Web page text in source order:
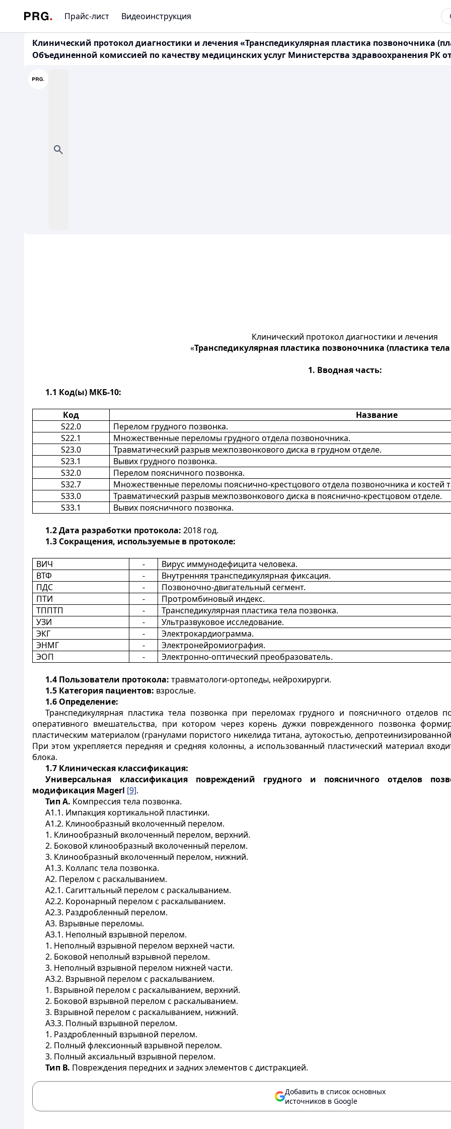
Прайс-лист Видеоинструкция
Клинический протокол диагностики и лечения «Транспедикулярная пластика позвоночника
Объединенной комиссией по качеству медицинских услуг Министерства здравоохранения РК
Клинический протокол диагностики и лечения
«Транспедикулярная пластика позвоночника (пластика
1. Вводная часть:
1.1 Код(ы) МКБ-10:
Код
Название
S22.0
Перелом грудного позвонка.
S22.1
Множественные переломы грудного отдела позвоночника.
S23.0
Травматический разрыв межпозвонкового диска в грудном отделе.
S23.1
Вывих грудного позвонка.
S32.0
Перелом поясничного позвонка.
S32.7
Множественные переломы пояснично-крестцового отдела позвоночника и костей
S33.0
Травматический разрыв межпозвонкового диска в пояснично-крестцовом отделе.
S33.1
Вывих поясничного позвонка.
1.2Дата разработки протокола: 2018 год.
1.3 Сокращения, используемые в протоколе:
ВИЧ -
Вирус иммунодефицита человека.
ВТФ
-
Внутренняя транспедикулярная фиксация.
ПДС
-
Позвоночно-двигательный сегмент.
ПТИ
-
Протромбиновый индекс.
ТППТП
-
Транспедикулярная пластика тела позвонка.
УЗИ
-
Ультразвуковое исследование.
ЭКГ
-
Электрокардиограмма.
ЭНМГ
-
Электронейромиография.
ЭОП
- Электронно-оптический преобразователь.
1.4 Пользователи протокола: травматологи-ортопеды, нейрохирурги.
1.5 Категория пациентов: взрослые.
1.6 Определение:
Транспедикулярная пластика тела позвонка при переломах грудного и поясничного
оперативного вмешательства, при котором через корень дужки поврежденного позвонка
пластическим материалом (гранулами пористого никелида титана, аутокостью,
При этом укрепляется передняя и средняя колонны, а использованный пластический материал
блока.
1.7 Клиническая классификация:
Универсальная классификация повреждений грудного и поясничного отделов
модификация Magerl [9].
Тип А. Компрессия тела позвонка.
А1.1. Импакция кортикальной пластинки.
А1.2. Клинообразный вколоченный перелом.
1. Клинообразный вколоченный перелом, верхний.
2. Боковой клинообразный вколоченный перелом.
3. Клинообразный вколоченный перелом, нижний.
А1.3. Коллапс тела позвонка.
А2. Перелом с раскалыванием.
А2.1. Сагиттальный перелом с раскалыванием.
А2.2. Коронарный перелом с раскалыванием.
А2.3. Раздробленный перелом.
A3. Взрывные переломы.
А3.1. Неполный взрывной перелом.
1. Неполный взрывной перелом верхней части.
2. Боковой неполный взрывной перелом.
3. Неполный взрывной перелом нижней части.
А3.2. Взрывной перелом с раскалыванием.
1. Взрывной перелом с раскалыванием, верхний.
2. Боковой взрывной перелом с раскалыванием.
3. Взрывной перелом с раскалыванием, нижний.
А3.3. Полный взрывной перелом.
1. Раздробленный взрывной перелом.
2. Полный флексионный взрывной перелом.
3. Полный аксиальный взрывной перелом.
Тип В. Повреждения передних и задних элементов с дистракцией.
Добавить в список основных
источников в Google